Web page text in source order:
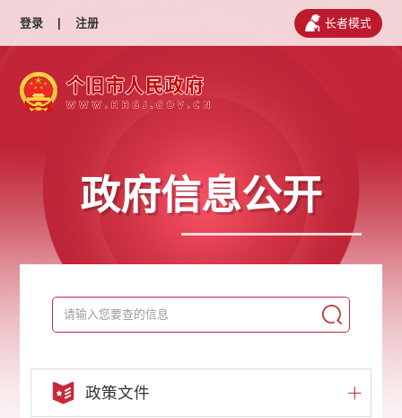
登录 | 注册 长者模式
政府信息公开
政策文件